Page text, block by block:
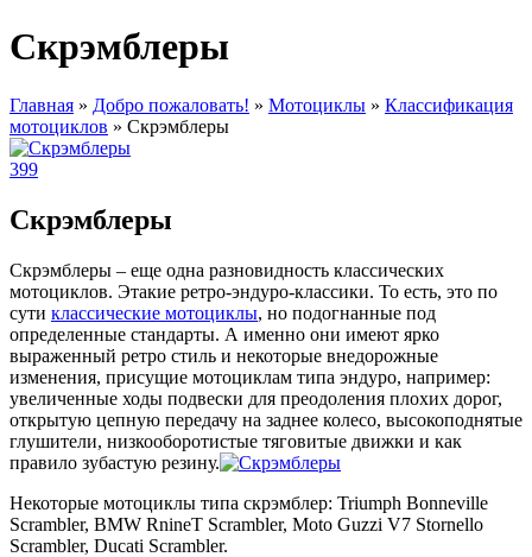
Скрэмблеры
Главная » Добро пожаловать! » Мотоциклы » Классификация
мотоциклов » Скрэмблеры
399
Скрэмблеры
Скрэмблеры – еще одна разновидность классических
мотоциклов. Этакие ретро-эндуро-классики. То есть, это по
сути классические мотоциклы, но подогнанные под
определенные стандарты. А именно они имеют ярко
выраженный ретро стиль и некоторые внедорожные
изменения, присущие мотоциклам типа эндуро, например:
увеличенные ходы подвески для преодоления плохих дорог,
открытую цепную передачу на заднее колесо, высокоподнятые
глушители, низкооборотистые тяговитые движки и как
правило зубастую резину.
Некоторые мотоциклы типа скрэмблер: Triumph Bonneville
Scrambler, BMW RnineT Scrambler, Moto Guzzi V7 Stornello
Scrambler, Ducati Scrambler.